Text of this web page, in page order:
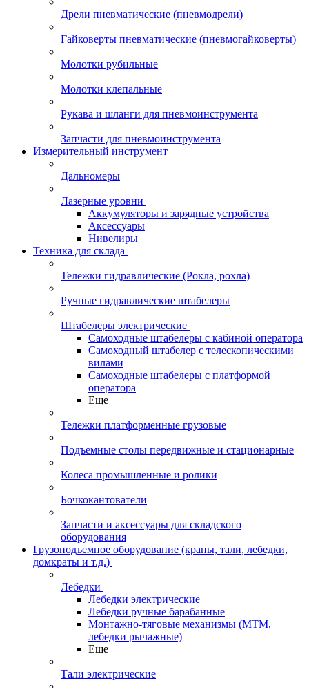
Дрели пневматические (пневмодрели)
Гайковерты пневматические (пневмогайковерты)
Молотки рубильные
Молотки клепальные
Рукава и шланги для пневмоинструмента
Запчасти для пневмоинструмента
Измерительный инструмент
Дальномеры
Лазерные уровни
Аккумуляторы и зарядные устройства
Аксессуары
Нивелиры
Техника для склада
Тележки гидравлические (Рокла, рохла)
Ручные гидравлические штабелеры
Штабелеры электрические
Самоходные штабелеры с кабиной оператора
Самоходный штабелер с телескопическими
вилами
Самоходные штабелеры с платформой
оператора
Еще
Тележки платформенные грузовые
Подъемные столы передвижные и стационарные
Колеса промышленные и ролики
Бочкокантователи
Запчасти и аксессуары для складского
оборудования
Грузоподъемное оборудование (краны, тали, лебедки,
домкраты и т.д.)
Лебедки
Лебедки электрические
Лебедки ручные барабанные
Монтажно-тяговые механизмы (МТМ,
лебедки рычажные)
Еще
Тали электрические